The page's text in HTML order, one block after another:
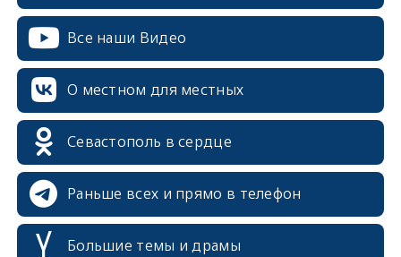
Все наши Видео
О местном для местных
Севастополь в сердце
Раньше всех и прямо в телефон
Большие темы и драмы